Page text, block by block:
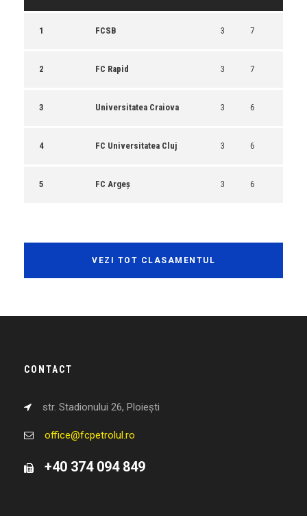
1 FCSB 3 7
2 FC Rapid 3 7
3 Universitatea Craiova 3 6
4 FC Universitatea Cluj 3 6
5 FC Argeș 3 6
VEZI TOT CLASAMENTUL
CONTACT
str. Stadionului 26, Ploiești
office@fcpetrolul.ro
+40 374 094 849